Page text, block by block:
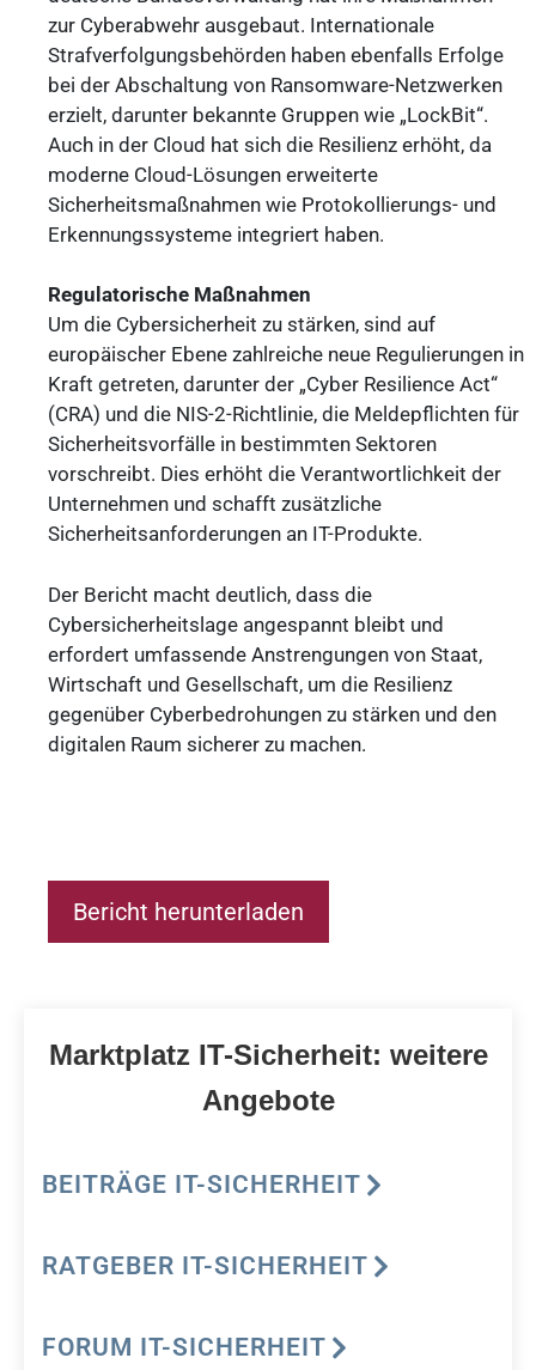
zur Cyberabwehr ausgebaut. Internationale
Strafverfolgungsbehörden haben ebenfalls Erfolge
bei der Abschaltung von Ransomware-Netzwerken
erzielt, darunter bekannte Gruppen wie „LockBit“.
Auch in der Cloud hat sich die Resilienz erhöht, da
moderne Cloud-Lösungen erweiterte
Sicherheitsmaßnahmen wie Protokollierungs- und
Erkennungssysteme integriert haben.
Regulatorische Maßnahmen
Um die Cybersicherheit zu stärken, sind auf
europäischer Ebene zahlreiche neue Regulierungen in
Kraft getreten, darunter der „Cyber Resilience Act“
(CRA) und die NIS-2-Richtlinie, die Meldepflichten für
Sicherheitsvorfälle in bestimmten Sektoren
vorschreibt. Dies erhöht die Verantwortlichkeit der
Unternehmen und schafft zusätzliche
Sicherheitsanforderungen an IT-Produkte.
Der Bericht macht deutlich, dass die
Cybersicherheitslage angespannt bleibt und
erfordert umfassende Anstrengungen von Staat,
Wirtschaft und Gesellschaft, um die Resilienz
gegenüber Cyberbedrohungen zu stärken und den
digitalen Raum sicherer zu machen.
Bericht herunterladen
Marktplatz IT-Sicherheit: weitere
Angebote
BEITRÄGE IT-SICHERHEIT
RATGEBER IT-SICHERHEIT
FORUM IT-SICHERHEIT